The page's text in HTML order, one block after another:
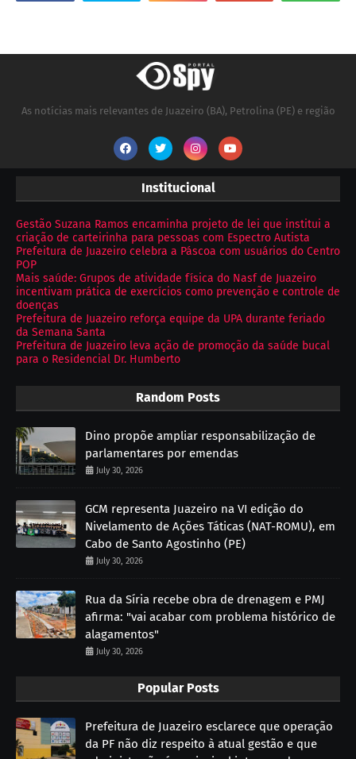
As notícias mais relevantes de Juazeiro (BA), Petrolina (PE) e região
Institucional
Gestão Suzana Ramos encaminha projeto de lei que institui a
criação de carteirinha para pessoas com Espectro Autista
Prefeitura de Juazeiro celebra a Páscoa com usuários do Centro
POP
Mais saúde: Grupos de atividade física do Nasf de Juazeiro
incentivam prática de exercícios como prevenção e controle de
doenças
Prefeitura de Juazeiro reforça equipe da UPA durante feriado
da Semana Santa
Prefeitura de Juazeiro leva ação de promoção da saúde bucal
para o Residencial Dr. Humberto
Random Posts
Dino propõe ampliar responsabilização de
parlamentares por emendas
July 30, 2026
GCM representa Juazeiro na VI edição do
Nivelamento de Ações Táticas (NAT-ROMU), em
Cabo de Santo Agostinho (PE)
July 30, 2026
Rua da Síria recebe obra de drenagem e PMJ
afirma: "vai acabar com problema histórico de
alagamentos"
July 30, 2026
Popular Posts
Prefeitura de Juazeiro esclarece que operação
da PF não diz respeito à atual gestão e que